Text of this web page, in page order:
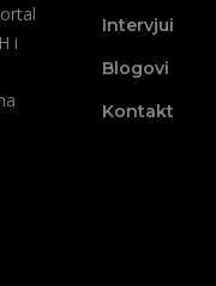
i
Intervjui
Blogovi
Kontakt